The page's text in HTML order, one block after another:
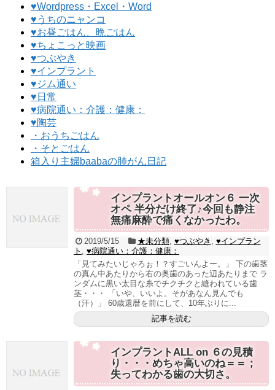
♥Wordpress・Excel・Word
♥うちのニャンコ
♥お昼ごはん、晩ごはん
♥ちょこっと映画
♥つぶやき
♥インプラント
♥ジム通い
♥日常
♥病院通い：介護：健康：
♥陶芸
・おうちごはん
・そとごはん
箱入り主婦baabaの肺がん日記
インプラントオールオン６ 一次
オペ 半分だけ終了♪今回も静注
無痛麻酔で痛くなかったわ。
2019/5/15 ★未分類, ♥つぶやき , ♥インプラン
ト , ♥病院通い：介護：健康：
「見てみたいじゃろぉ！？すごいんよー。」 下の歯茎
の真ん中あたりから右の奥歯のあった辺あたりまで ラ
ンダムに黒い太目な糸でチクチクと縫われている歯
茎・・・ 「いや、いいよ。そがあなん見んでも
（汗）」 60歳還暦を前にして、10年ぶりに...
記事を読む
インプラントALL on ６の見積
り・・・めちゃ高いのね＝＝；
失ってわかる歯の大切さ。